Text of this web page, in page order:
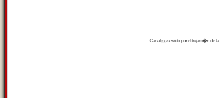
Canalrssservido por eltrujam�nde